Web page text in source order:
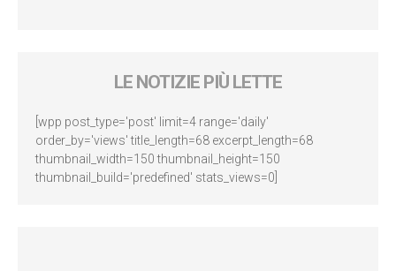
LE NOTIZIE PIÙ LETTE
[wpp post_type='post' limit=4 range='daily'
order_by='views' title_length=68 excerpt_length=68
thumbnail_width=150 thumbnail_height=150
thumbnail_build='predefined' stats_views=0]